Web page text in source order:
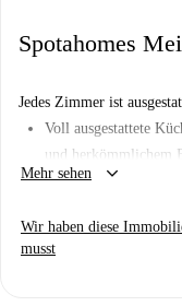
Spotahomes
Jedes Zimmer ist
Voll ausgestattete
und herkömmlichem
Lernecke mit
Regale,
Mehr sehen keyboard_arrow_down
Wir haben diese
musst